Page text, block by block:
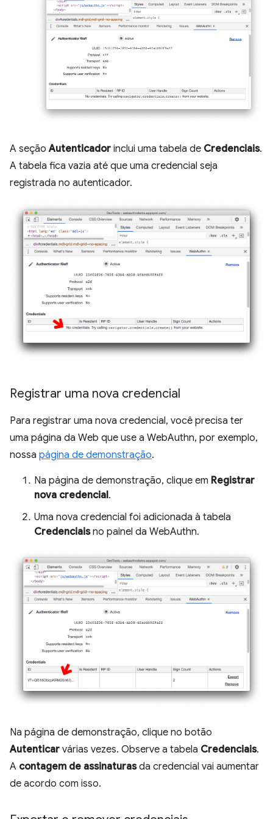
A seçãoAutenticador inclui uma tabela de Credenciais.
A tabela fica vazia até que uma credencial seja
registrada no autenticador.
Registrar uma nova credencial
Para registrar uma nova credencial, você precisa ter
uma página da Web que use a WebAuthn, por exemplo,
nossa página de demonstração.
Na página de demonstração, clique em Registrar
nova credencial.
Uma nova credencial foi adicionada à tabela
Credenciaisno painel da WebAuthn.
Na página de demonstração, clique no botão
Autenticar várias vezes. Observe a tabela Credenciais.
A contagem de assinaturasda credencial vai aumentar
de acordo com isso.